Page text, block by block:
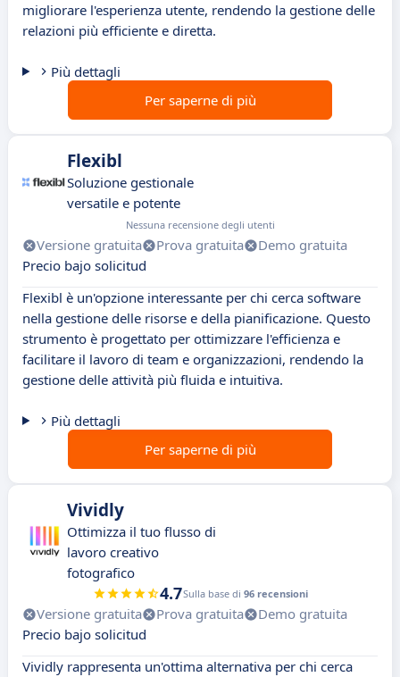
migliorare l'esperienza utente, rendendo la gestione delle
relazioni più efficiente e diretta.
Più dettagli
Per saperne di più
Flexibl
Soluzione gestionale
versatile e potente
Nessuna recensione degli utenti
Versione gratuita Prova gratuita
Demo gratuita
Precio bajo solicitud
Flexibl è un'opzione interessante per chi cerca software
nella gestione delle risorse e della pianificazione. Questo
strumento è progettato per ottimizzare l'efficienza e
facilitare il lavoro di team e organizzazioni, rendendo la
gestione delle attività più fluida e intuitiva.
Più dettagli
Per saperne di più
Vividly
Ottimizza il tuo flusso di
lavoro creativo
fotografico
4.7Sulla base di 96 recensioni
Versione gratuita Prova gratuita
Demo gratuita
Precio bajo solicitud
Vividly rappresenta un'ottima alternativa per chi cerca